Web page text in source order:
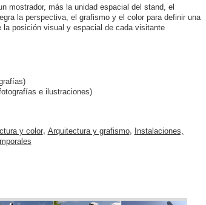
mostrador, más la unidad espacial del stand, el
la perspectiva, el grafismo y el color para definir una
posición visual y espacial de cada visitante
e ilustraciones)
y color, Arquitectura y grafismo, Instalaciones,